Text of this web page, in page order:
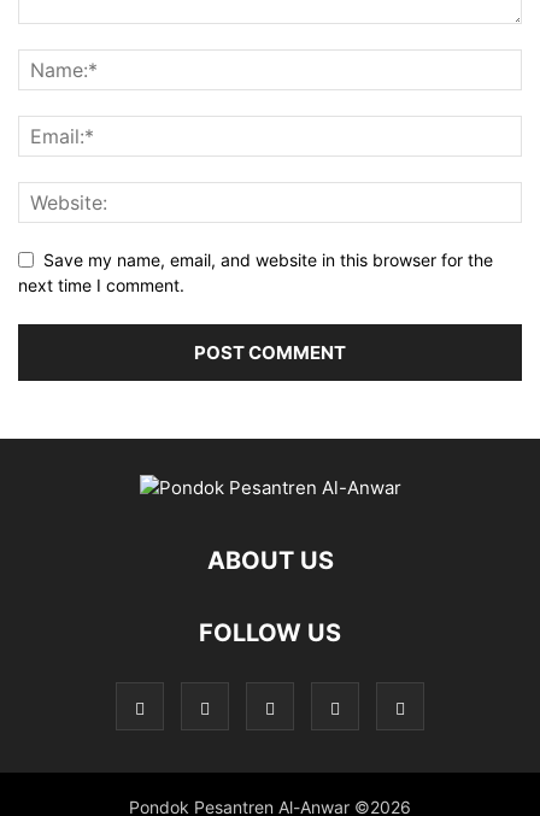
Save my name, email, and website in this browser for the
next time I comment.
ABOUT US
FOLLOW US
Pondok Pesantren Al-Anwar ©2026